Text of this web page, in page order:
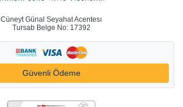
Cüneyt Günal Seyahat Acentesı
Tursab Belge No: 17392
Güvenli Ödeme